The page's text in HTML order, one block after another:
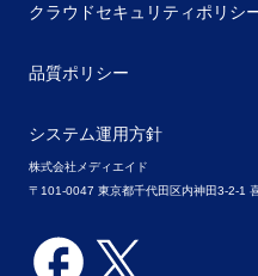
株式会社メディエイド
〒101-0047 東京都千代田区内神田3-2-1
クラウドセキュリティポリシ
品質ポリシー
システム運用方針